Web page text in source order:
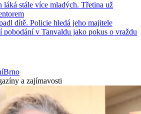
láká stále více mladých. Třetina už
dítě. Policie hledá jeho majitele
pobodání v Tanvaldu jako pokus o vraždu
Brno
a zajímavosti